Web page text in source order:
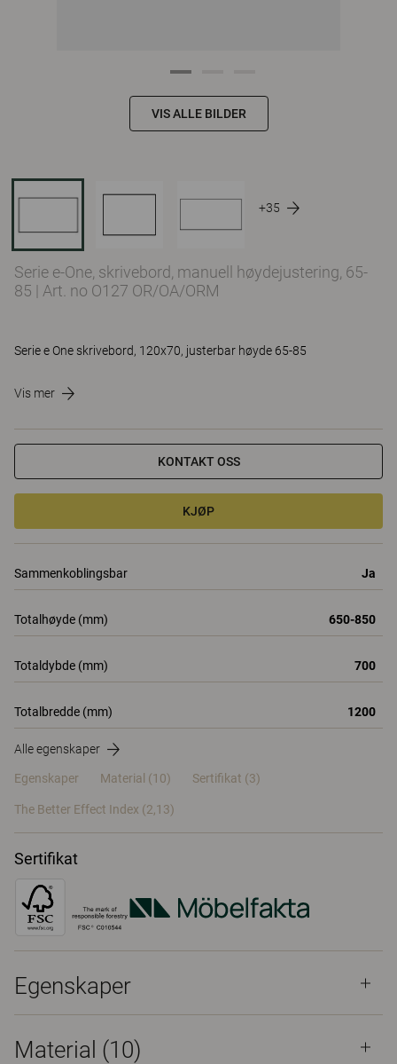
VIS ALLE BILDER
+35
Serie e-One, skrivebord, manuell høydejustering, 65-
85 | Art. no O127 OR/OA/ORM
Serie e One skrivebord, 120x70, justerbar høyde 65-85
Vis mer
KONTAKT OSS
KJØP
Sammenkoblingsbar Ja
Totalhøyde (mm) 650-850
Totaldybde (mm) 700
Totalbredde (mm) 1200
Alle egenskaper
Egenskaper Material (10) Sertifikat (3)
The Better Effect Index (2,13)
Sertifikat
Egenskaper
Material (10)